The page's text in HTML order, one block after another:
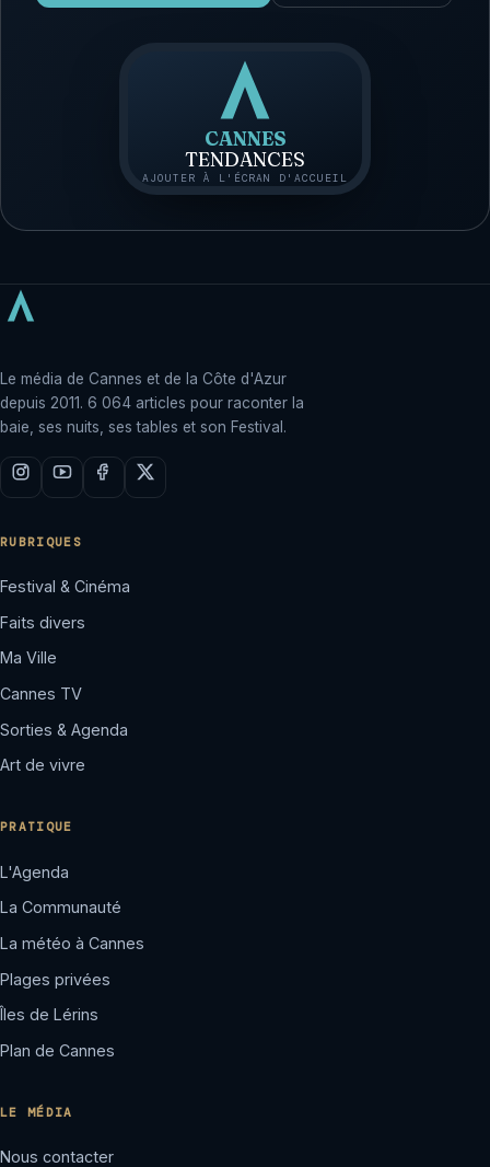
CANNES
TENDANCES
AJOUTER À L'ÉCRAN D'ACCUEIL
Le média de Cannes et de la Côte d'Azur
depuis 2011. 6 064 articles pour raconter la
baie, ses nuits, ses tables et son Festival.
RUBRIQUES
Festival & Cinéma
Faits divers
Ma Ville
Cannes TV
Sorties & Agenda
Art de vivre
PRATIQUE
L'Agenda
La Communauté
La météo à Cannes
Plages privées
Îles de Lérins
Plan de Cannes
LE MÉDIA
Nous contacter